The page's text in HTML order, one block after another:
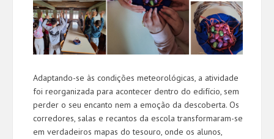
Adaptando-se às condições meteorológicas, a atividade
foi reorganizada para acontecer dentro do edifício, sem
perder o seu encanto nem a emoção da descoberta. Os
corredores, salas e recantos da escola transformaram-se
em verdadeiros mapas do tesouro, onde os alunos,